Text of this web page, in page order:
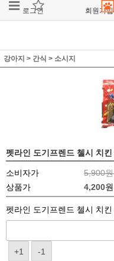
로그인 회원가입
강아지 > 간식 > 소시지
펫라인 도기프렌드 첼시 치
소비자가 5,900
상품가
4,200원
펫라인 도기프렌드 첼시 치
+1 -1